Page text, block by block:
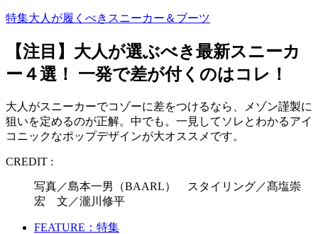
特集大人が履くべきスニーカー＆ブーツ
【注目】大人が選ぶべき最新スニーカ
ー４選！ 一発で差が付くのはコレ！
大人がスニーカーでコゾーに差をつけるなら、メゾン謹製に
狙いを定めるのが正解。中でも。一見してソレとわかるアイ
コニックなポップデザインが大オススメです。
CREDIT :
写真／島本一男（BAARL） スタイリング／髙塩崇
宏 文／瀧川修平
FEATURE：特集